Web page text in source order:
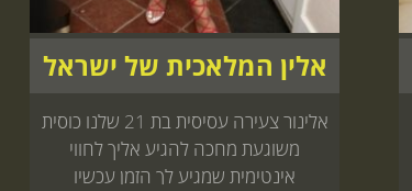
אלין המלאכית של ישראל
אלינור צעירה עסיסית בת 21 שלנו כוסית
משוגעת מחכה להגיע אליך לחווי
אינטימית שמגיע לך הזמן עכשיו